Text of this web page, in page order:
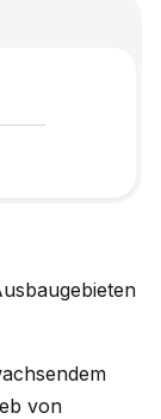
von